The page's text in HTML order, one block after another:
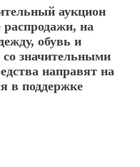
аукцион
распродажи, на
обувь и
значительными
направят на
в поддержке